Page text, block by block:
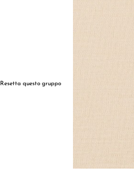
Resetta questo gruppo